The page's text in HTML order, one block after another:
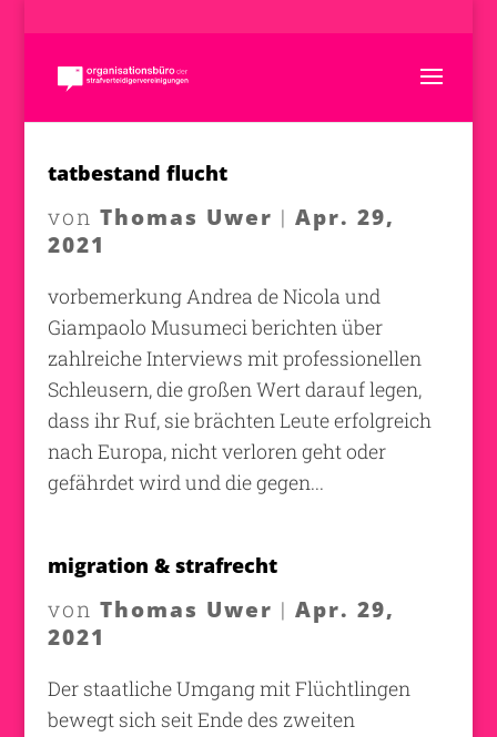
tatbestand flucht
von Thomas Uwer | Apr. 29,
2021
vorbemerkung Andrea de Nicola und
Giampaolo Musumeci berichten über
zahlreiche Interviews mit professionellen
Schleusern, die großen Wert darauf legen,
dass ihr Ruf, sie brächten Leute erfolgreich
nach Europa, nicht verloren geht oder
gefährdet wird und die gegen...
migration & strafrecht
von Thomas Uwer | Apr. 29,
2021
Der staatliche Umgang mit Flüchtlingen
bewegt sich seit Ende des zweiten